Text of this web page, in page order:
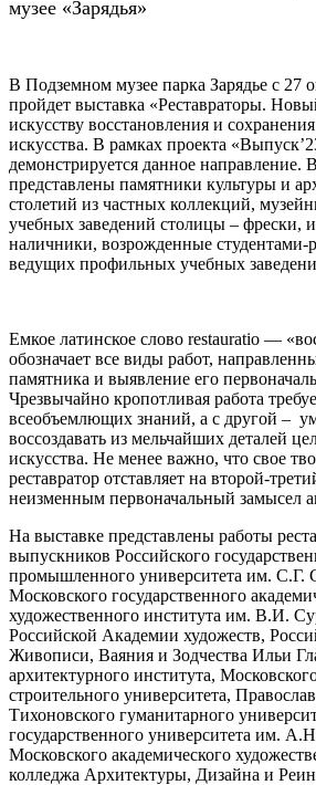
музее «Зарядья»
В Подземном музее парка Зарядье с 27
пройдет выставка «Реставраторы.
искусству восстановления и
искусства. В рамках проекта
демонстрируется данное направление.
представлены памятники культуры и
столетий из частных коллекций,
учебных заведений столицы – фрески,
наличники, возрожденные студентами-
ведущих профильных учебных
Емкое латинское слово restauratio —
обозначает все виды работ,
памятника и выявление его
Чрезвычайно кропотливая работа
всеобъемлющих знаний, а с другой –
воссоздавать из мельчайших деталей
искусства. Не менее важно, что свое
реставратор отставляет на второй-
неизменным первоначальный замысел
На выставке представлены работы
выпускников Российского
промышленного университета им. С.Г.
Московского государственного
художественного института им. В.И.
Российской Академии художеств,
Живописи, Ваяния и Зодчества Ильи
архитектурного института,
строительного университета,
Тихоновского гуманитарного
государственного университета им.
Московского академического
колледжа Архитектуры, Дизайна и